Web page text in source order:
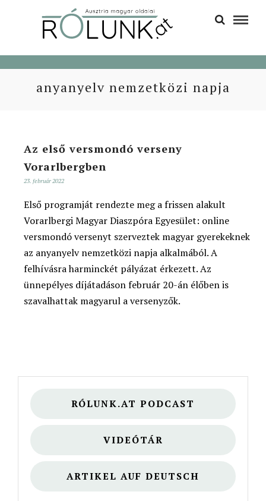
anyanyelv nemzetközi napja
Az első versmondó verseny
Vorarlbergben
23. február 2022
Első programját rendezte meg a frissen alakult
Vorarlbergi Magyar Diaszpóra Egyesület: online
versmondó versenyt szerveztek magyar gyerekeknek
az anyanyelv nemzetközi napja alkalmából. A
felhívásra harminckét pályázat érkezett. Az
ünnepélyes díjátadáson február 20-án élőben is
szavalhattak magyarul a versenyzők.
RÓLUNK.AT PODCAST
VIDEÓTÁR
ARTIKEL AUF DEUTSCH